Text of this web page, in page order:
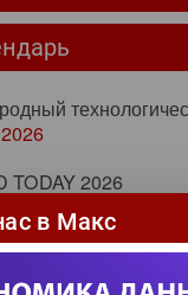
TODAY 2026
2026
в Макс